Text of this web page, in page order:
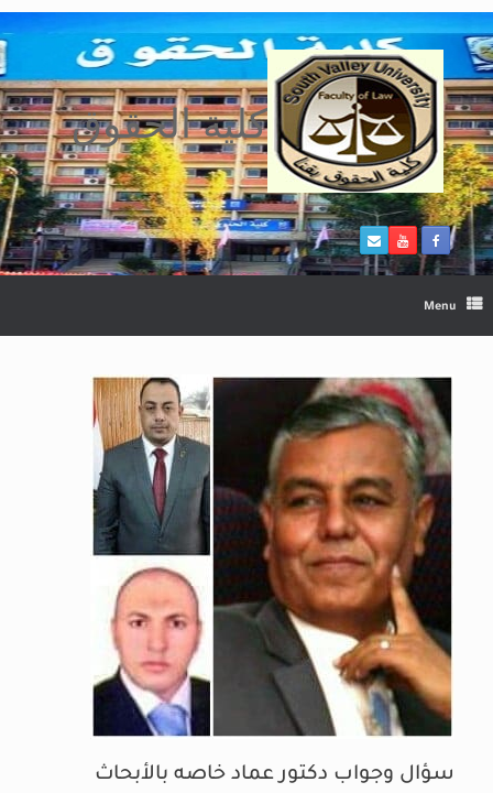
Skip
to
content
كلية الحقوق
Menu
سؤال وجواب دكتور عماد خاصه بالأبحاث